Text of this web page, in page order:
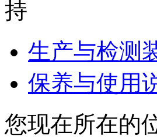
生产与检测
保养与使用
您现在所在的